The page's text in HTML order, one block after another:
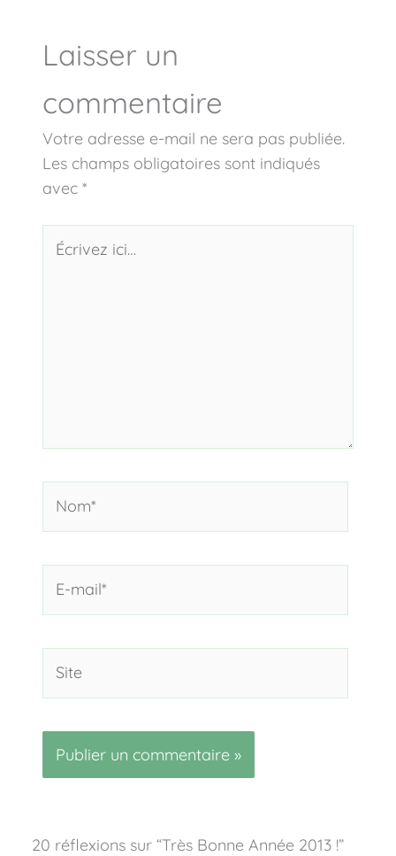
Laisser un
commentaire
Votre adresse e-mail ne sera pas publiée.
Les champs obligatoires sont indiqués
avec*
Écrivez
ici…
mail*
20 réflexions sur “Très Bonne Année 2013 !”